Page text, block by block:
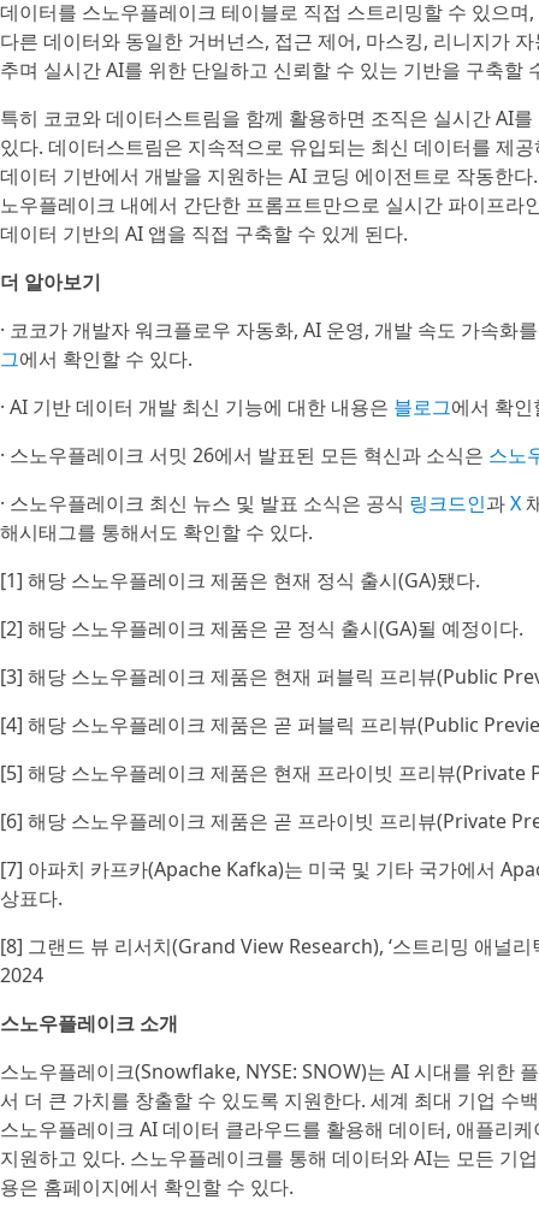
데이터를 스노우플레이크 테이블로 직접 스트리밍할 수 있으
다른 데이터와 동일한 거버넌스, 접근 제어, 마스킹, 리니지가
추며 실시간 AI를 위한 단일하고 신뢰할 수 있는 기반을 구축할
특히 코코와 데이터스트림을 함께 활용하면 조직은 실시간 AI
있다. 데이터스트림은 지속적으로 유입되는 최신 데이터를 제
데이터 기반에서 개발을 지원하는 AI 코딩 에이전트로 작동한
노우플레이크 내에서 간단한 프롬프트만으로 실시간 파이프라
데이터 기반의 AI 앱을 직접 구축할 수 있게 된다.
더 알아보기
· 코코가 개발자 워크플로우 자동화, AI 운영, 개발 속도 가속화
그에서 확인할 수 있다.
· AI 기반 데이터 개발 최신 기능에 대한 내용은 블로그에서 확
· 스노우플레이크 서밋 26에서 발표된 모든 혁신과 소식은 스노
· 스노우플레이크 최신 뉴스 및 발표 소식은 공식 링크드인과X
해시태그를 통해서도 확인할 수 있다.
[1] 해당 스노우플레이크 제품은 현재 정식 출시(GA)됐다.
[2] 해당 스노우플레이크 제품은 곧 정식 출시(GA)될 예정이다.
[3] 해당 스노우플레이크 제품은 현재 퍼블릭 프리뷰(Public
[4] 해당 스노우플레이크 제품은 곧 퍼블릭 프리뷰(Public
[5] 해당 스노우플레이크 제품은 현재 프라이빗 프리뷰(Private
[6] 해당 스노우플레이크 제품은 곧 프라이빗 프리뷰(Private
[7] 아파치 카프카(Apache Kafka)는 미국 및 기타 국가에서
상표다.
[8] 그랜드 뷰 리서치(Grand View Research), ‘스트리밍 애널
2024
스노우플레이크 소개
스노우플레이크(Snowflake, NYSE: SNOW)는 AI 시대를 위한
서 더 큰 가치를 창출할 수 있도록 지원한다. 세계 최대 기업 수
스노우플레이크 AI 데이터 클라우드를 활용해 데이터, 애플리
지원하고 있다. 스노우플레이크를 통해 데이터와 AI는 모든 기
용은 홈페이지에서 확인할 수 있다.